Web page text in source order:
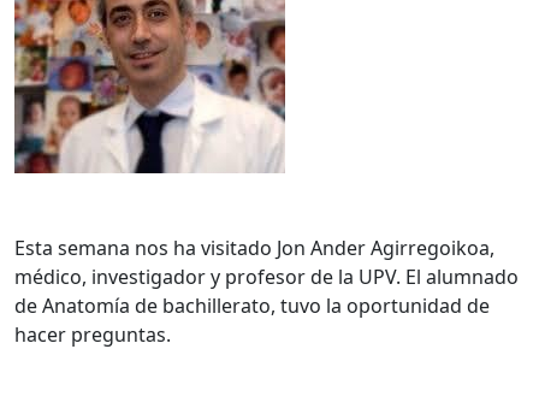
Esta semana nos ha visitado Jon Ander Agirregoikoa,
médico, investigador y profesor de la UPV. El alumnado
de Anatomía de bachillerato, tuvo la oportunidad de
hacer preguntas.